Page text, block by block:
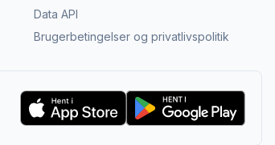
Data API
Brugerbetingelser og privatlivspolitik